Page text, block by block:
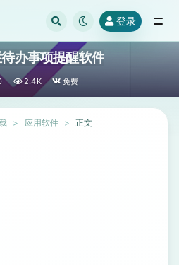
登录
办事项提醒软件
2.4K 免费
应用软件 正文